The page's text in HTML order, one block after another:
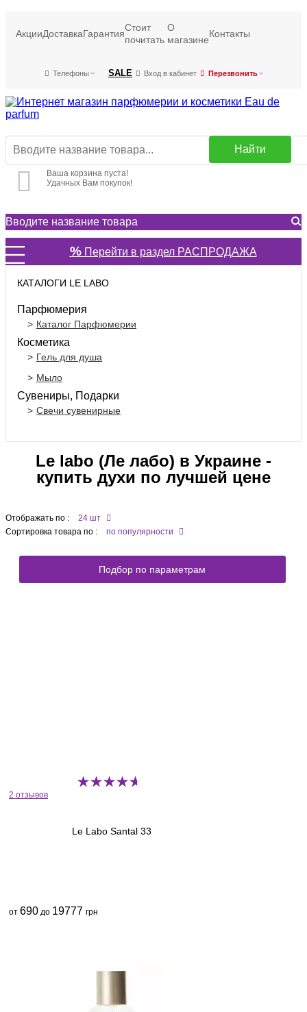
АкцииДоставкаГарантия
Стоит
почитать
О
магазине
Контакты
Телефоны SALE Вход в кабинет Перезвонить
Найти
Ваша корзина пуста!
Удачных Вам покупок!
%Перейти в раздел РАСПРОДАЖА
КАТАЛОГИ LE LABO
Парфюмерия
Каталог Парфюмерии
Косметика
Гель для душа
Мыло
Сувениры, Подарки
Свечи сувенирные
Le labo (Ле лабо) в Украине -
купить духи по лучшей цене
Отображать по :
24 шт
Сортировка товара по :
по популярности
Подбор по параметрам
2 отзывов
Le Labo Santal 33
от 690 до 19777 грн